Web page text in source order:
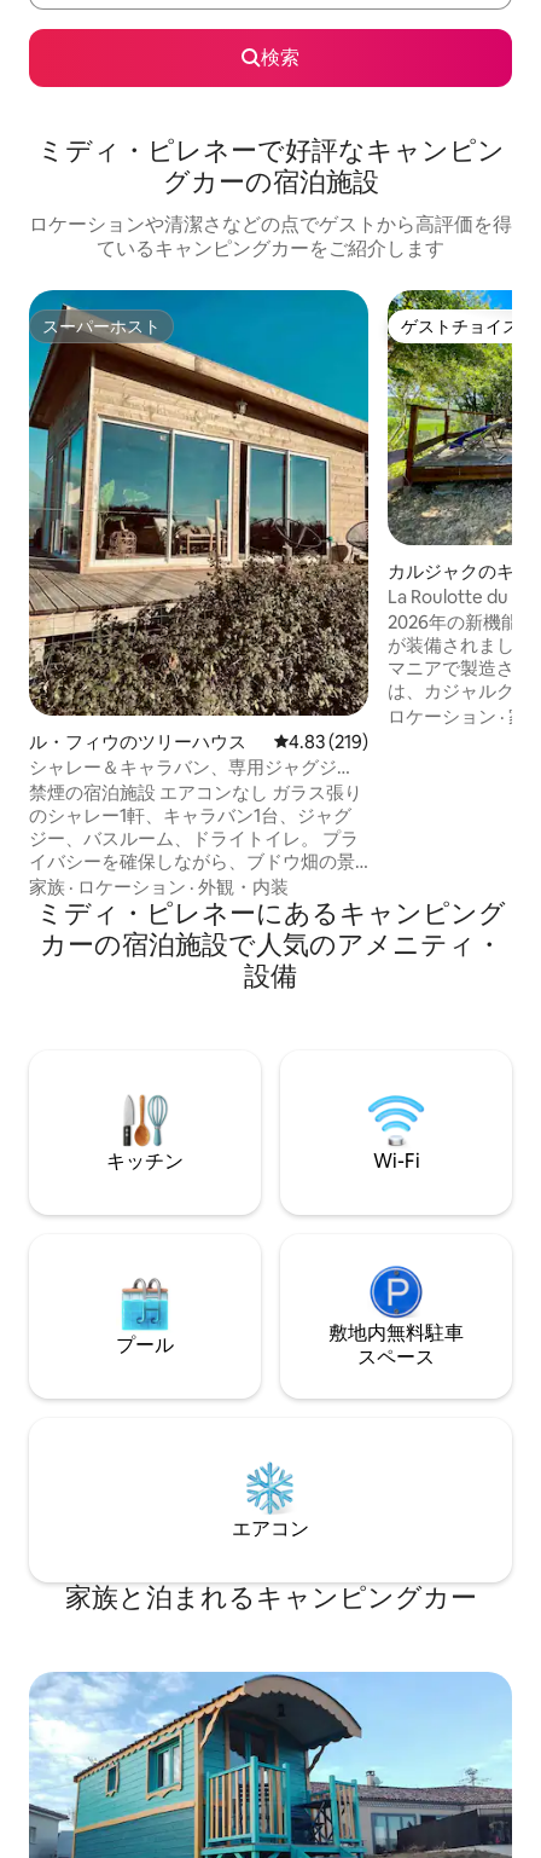
検索
ミディ・ピレネーで好評なキャンピン
グカーの宿泊施設
ロケーションや清潔さなどの点でゲストから高評価を得
ているキャンピングカーをご紹介します
スーパーホスト
スーパーホスト
ル・フィウのツリーハウス レビュー219件、5つ星中4.83つ
4.83 (219)
シャレー＆キャラバン、専用ジャグジ
ー、バスルーム、ブドウ園の眺望
禁煙の宿泊施設 エアコンなし ガラス張り
のシャレー1軒、キャラバン1台、ジャグ
ジー、バスルーム、ドライトイレ。 プラ
イバシーを確保しながら、ブドウ畑の景
色と夕日をお楽しみください。 やかん、
Senseoコーヒーメーカー、冷蔵庫、電子
レンジ、ミニオーブン。現地で料理する
ものはありません。ご持参の食事やトレ
イを「食べる」だけです。 さまざまな盛
家族 · ロケーション · 外観・内装
ゲストチョイス
ゲストチョイス
カルジャクのキャ
ー・RV
La Roulotte du
2026年の新機能
が装備されました
マニアで製造されました
は、カジャルクか
が暮らす集落の端
みにしております
ロケーション ·家
ミディ・ピレネーにあるキャンピング
カーの宿泊施設で人気のアメニティ・
設備
キッチン Wi-Fi
プール
敷地内無料駐⁠車
ス⁠ペ⁠ー⁠ス
エアコン
家族と泊まれるキャンピングカー